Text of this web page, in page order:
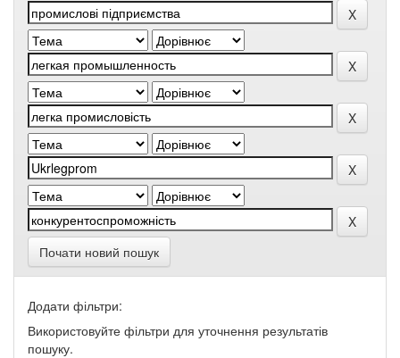
Почати новий пошук
Додати фільтри:
Використовуйте фільтри для уточнення результатів
пошуку.